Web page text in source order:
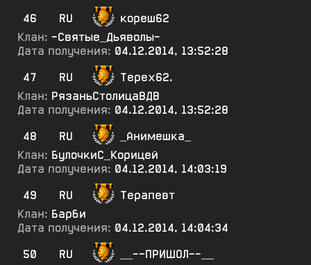
46
RU
кореш62
Клан: -Святые_Дьяволы-
Дата получения: 04.12.2014, 13:52:28
47
RU
Терех62.
Клан: РязаньСтолицаВДВ
Дата получения: 04.12.2014, 13:52:28
48
RU
_Анимешка_
Клан: БулочкиС_Корицей
Дата получения: 04.12.2014, 14:03:19
49
RU
Терапевт
Клан: Барби
Дата получения: 04.12.2014, 14:04:34
50
RU
__--ПРИШОЛ--__